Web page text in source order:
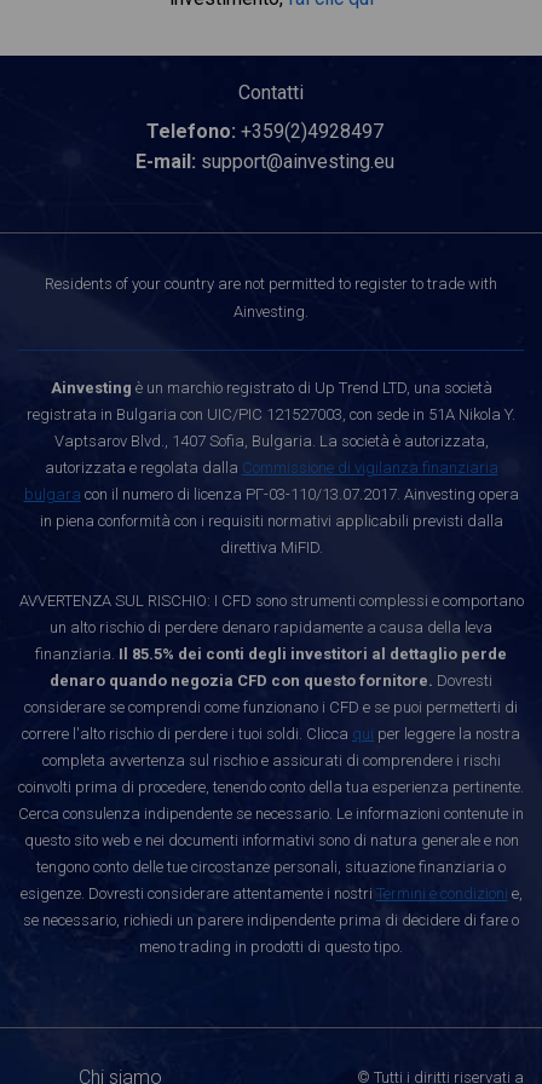
Contatti
Telefono: +359(2)4928497
E-mail: support@ainvesting.eu
Residents of your country are not permitted to register to trade with
Ainvesting.
Ainvesting è un marchio registrato di Up Trend LTD, una società
registrata in Bulgaria con UIC/PIC 121527003, con sede in 51A Nikola Y.
Vaptsarov Blvd., 1407 Sofia, Bulgaria. La società è autorizzata,
autorizzata e regolata dalla Commissione di vigilanza finanziaria
bulgara con il numero di licenza РГ-03-110/13.07.2017. Ainvesting opera
in piena conformità con i requisiti normativi applicabili previsti dalla
direttiva MiFID.
AVVERTENZA SUL RISCHIO: I CFD sono strumenti complessi e comportano
un alto rischio di perdere denaro rapidamente a causa della leva
finanziaria. Il 85.5% dei conti degli investitori al dettaglio perde
denaro quando negozia CFD con questo fornitore. Dovresti
considerare se comprendi come funzionano i CFD e se puoi permetterti di
correre l'alto rischio di perdere i tuoi soldi. Clicca qui per leggere la nostra
completa avvertenza sul rischio e assicurati di comprendere i rischi
coinvolti prima di procedere, tenendo conto della tua esperienza pertinente.
Cerca consulenza indipendente se necessario. Le informazioni contenute in
questo sito web e nei documenti informativi sono di natura generale e non
tengono conto delle tue circostanze personali, situazione finanziaria o
esigenze. Dovresti considerare attentamente i nostri Termini e condizioni e,
se necessario, richiedi un parere indipendente prima di decidere di fare o
meno trading in prodotti di questo tipo.
Chi siamo © Tutti i diritti riservati a